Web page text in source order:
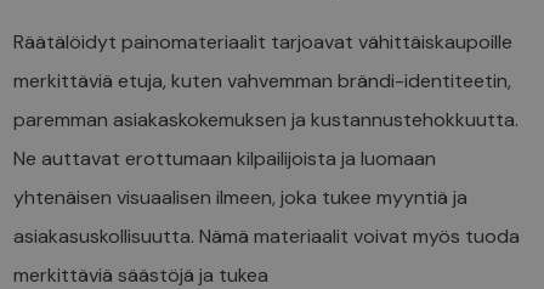
Räätälöidyt painomateriaalit tarjoavat vähittäiskaupoille
merkittäviä etuja, kuten vahvemman brändi-identiteetin,
paremman asiakaskokemuksen ja kustannustehokkuutta.
Ne auttavat erottumaan kilpailijoista ja luomaan
yhtenäisen visuaalisen ilmeen, joka tukee myyntiä ja
asiakasuskollisuutta. Nämä materiaalit voivat myös tuoda
merkittäviä säästöjä ja tukea